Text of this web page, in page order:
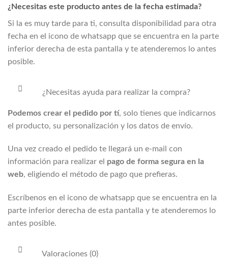
¿Necesitas este producto antes de la fecha estimada?
Si la es muy tarde para ti, consulta disponibilidad para otra
fecha en el icono de whatsapp que se encuentra en la parte
inferior derecha de esta pantalla y te atenderemos lo antes
posible.
¿Necesitas ayuda para realizar la compra?
Podemos crear el pedido por tí, solo tienes que indicarnos
el producto, su personalización y los datos de envío.
Una vez creado el pedido te llegará un e-mail con
información para realizar el pago de forma segura en la
web, eligiendo el método de pago que prefieras.
Escríbenos en el icono de whatsapp que se encuentra en la
parte inferior derecha de esta pantalla y te atenderemos lo
antes posible.
Valoraciones (0)